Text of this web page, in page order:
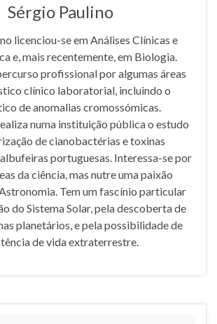
Sérgio Paulino
licenciou-se em Análises Clínicas e
e, mais recentemente, em Biologia.
profissional por algumas áreas
clínico laboratorial, incluindo o
de anomalias cromossómicas.
numa instituição pública o estudo
de cianobactérias e toxinas
portuguesas. Interessa-se por
da ciência, mas nutre uma paixão
Tem um fascínio particular
do Sistema Solar, pela descoberta de
planetários, e pela possibilidade de
de vida extraterrestre.